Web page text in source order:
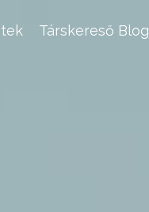
Társkereső Blog